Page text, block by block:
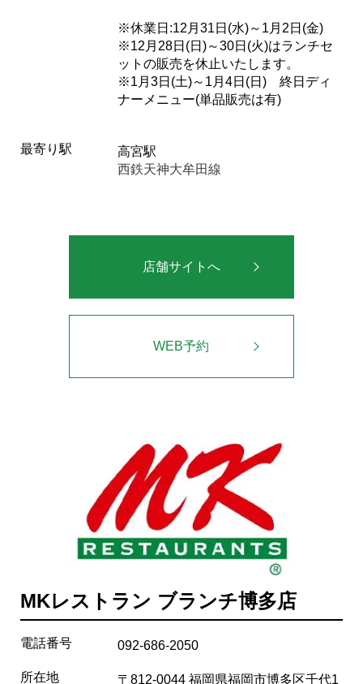
※休業日:12月31日(水)～1月2日(金)
※12月28日(日)～30日(火)はランチセ
ットの販売を休止いたします。
※1月3日(土)～1月4日(日) 終日ディ
ナーメニュー(単品販売は有)
最寄り駅
高宮駅
西鉄天神大牟田線
店舗サイトへ
WEB予約
MKレストラン ブランチ博多店
電話番号 092-686-2050
所在地
〒812-0044 福岡県福岡市博多区千代1